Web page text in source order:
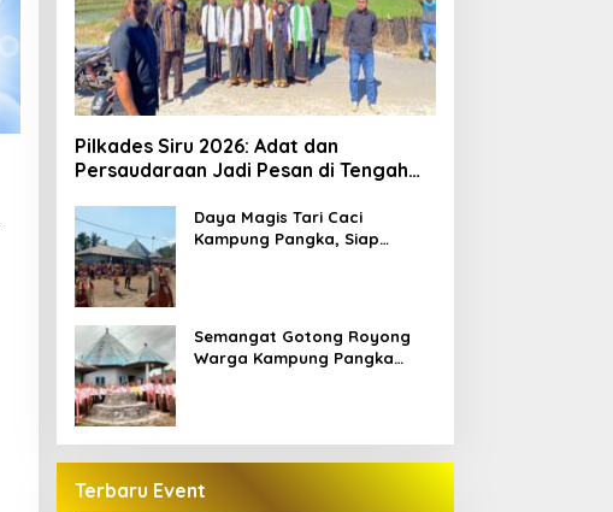
Pilkades Siru 2026: Adat dan
Persaudaraan Jadi Pesan di Tengah
Daya Magis Tari Caci
Kampung Pangka, Siap
Semangat Gotong Royong
Warga Kampung Pangka
Terbaru Event